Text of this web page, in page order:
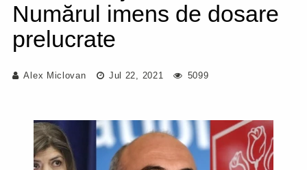
Numărul imens de dosare
prelucrate
Alex Miclovan Jul 22, 2021 5099